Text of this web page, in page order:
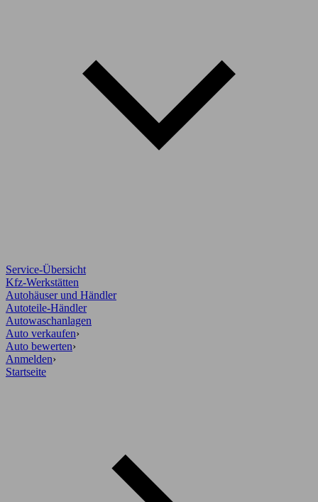
Service-Übersicht
Kfz-Werkstätten
Autohäuser und Händler
Autoteile-Händler
Autowaschanlagen
Auto verkaufen›
Auto bewerten›
Anmelden›
Startseite